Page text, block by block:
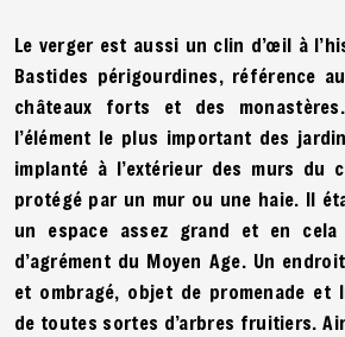
Le verger est aussi un clin d’œil à
Bastides périgourdines, référence
châteaux forts et des
l’élément le plus important des
implanté à l’extérieur des murs du
protégé par un mur ou une haie. Il
un espace assez grand et en
d’agrément du Moyen Age. Un
et ombragé, objet de promenade et
de toutes sortes d’arbres fruitiers.